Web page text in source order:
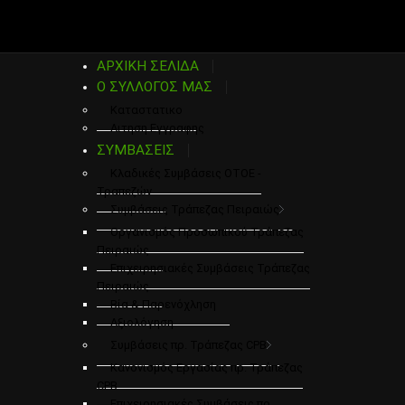
ΑΡΧΙΚΗ ΣΕΛΙΔΑ
Ο ΣΥΛΛΟΓΟΣ ΜΑΣ
Αιτηση Εγγραφης
ΣΥΜΒΑΣΕΙΣ
Τραπεζών
Συμβάσεις Τράπεζας Πειραιώς
Οργανισμός Προσωπικού Τράπεζας
Πειραιώς
Επιχειρησιακές Συμβάσεις Τράπεζας
Πειραιώς
Βία & Παρενόχληση
Αξιολόγηση
Συμβάσεις πρ. Τράπεζας CPB
Κανονισμός Εργασίας πρ. Τράπεζας
CPB